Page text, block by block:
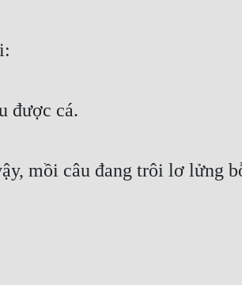
được cá.
mồi câu đang trôi lơ lửng